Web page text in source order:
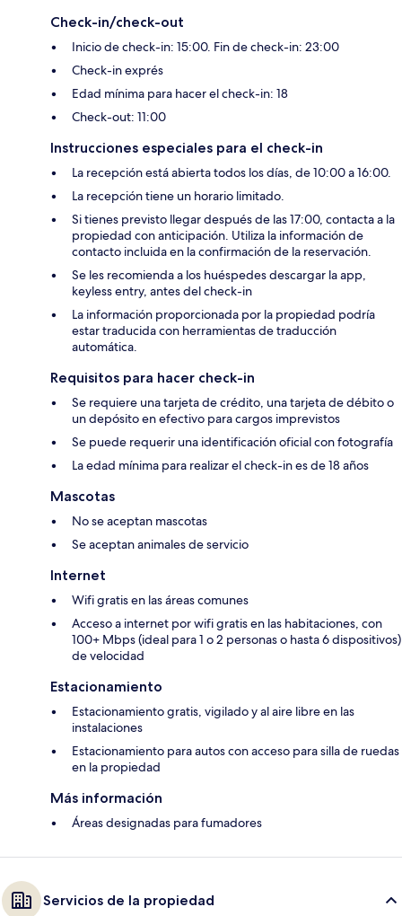
Check-in/check-out
Inicio de check-in: 15:00. Fin de check-in: 23:00
Check-in exprés
Edad mínima para hacer el check-in: 18
Check-out: 11:00
Instrucciones especiales para el check-in
La recepción está abierta todos los días, de 10:00 a 16:00.
La recepción tiene un horario limitado.
Si tienes previsto llegar después de las 17:00, contacta a la
propiedad con anticipación. Utiliza la información de
contacto incluida en la confirmación de la reservación.
Se les recomienda a los huéspedes descargar la app,
keyless entry, antes del check-in
La información proporcionada por la propiedad podría
estar traducida con herramientas de traducción
automática.
Requisitos para hacer check-in
Se requiere una tarjeta de crédito, una tarjeta de débito o
un depósito en efectivo para cargos imprevistos
Se puede requerir una identificación oficial con fotografía
La edad mínima para realizar el check-in es de 18 años
Mascotas
No se aceptan mascotas
Se aceptan animales de servicio
Internet
Wifi gratis en las áreas comunes
Acceso a internet por wifi gratis en las habitaciones, con
100+ Mbps (ideal para 1 o 2 personas o hasta 6 dispositivos)
de velocidad
Estacionamiento
Estacionamiento gratis, vigilado y al aire libre en las
instalaciones
Estacionamiento para autos con acceso para silla de ruedas
en la propiedad
Más información
Áreas designadas para fumadores
Servicios de la propiedad